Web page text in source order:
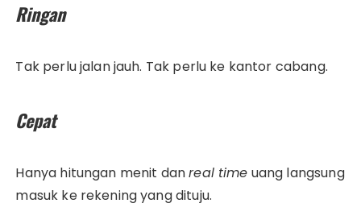
Ringan
Tak perlu jalan jauh. Tak perlu ke kantor cabang.
Cepat
Hanya hitungan menit danreal time uang langsung
masuk ke rekening yang dituju.